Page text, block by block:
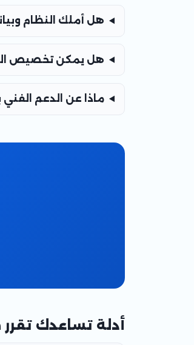
هل أملك النظام
هل يمكن تخصيص
ماذا عن الدعم الفني
أدلة تساعدك